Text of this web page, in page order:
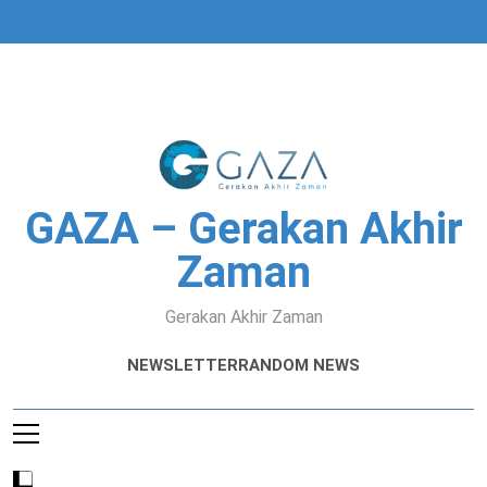
GAZA – Gerakan Akhir
Zaman
Gerakan Akhir Zaman
NEWSLETTERRANDOM NEWS